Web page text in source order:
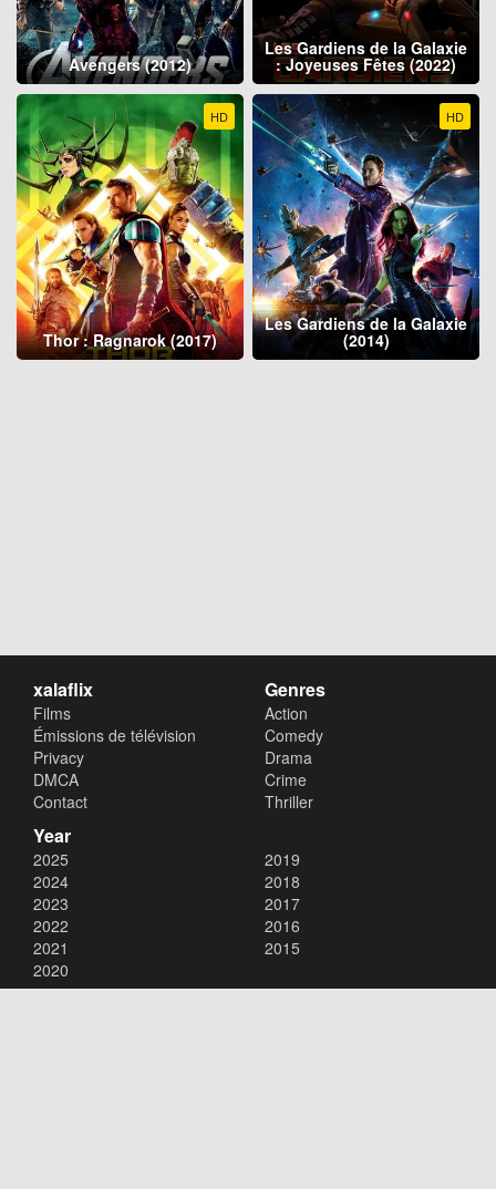
Avengers (2012)
Les Gardiens de la Galaxie
: Joyeuses Fêtes (2022)
HD
Thor : Ragnarok (2017)
HD
Les Gardiens de la Galaxie
(2014)
xalaflix
Films
Émissions de télévision
Privacy
DMCA
Contact
Genres
Action
Comedy
Drama
Crime
Thriller
Year
2025
2024
2023
2022
2021
2020
2019
2018
2017
2016
2015